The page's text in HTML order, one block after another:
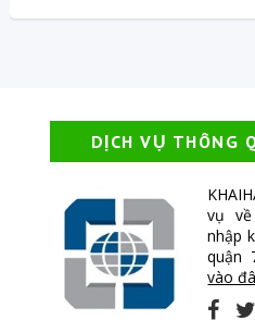
DỊCH VỤ THÔNG
vụ
nhập
quận
vào